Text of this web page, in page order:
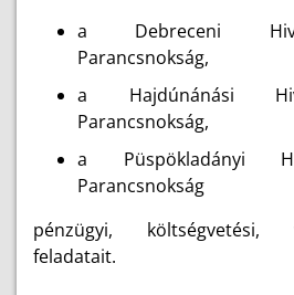
a Debreceni
Parancsnokság,
a Hajdúnánási
Parancsnokság,
a Püspökladányi
Parancsnokság
pénzügyi, költségvetési,
feladatait.